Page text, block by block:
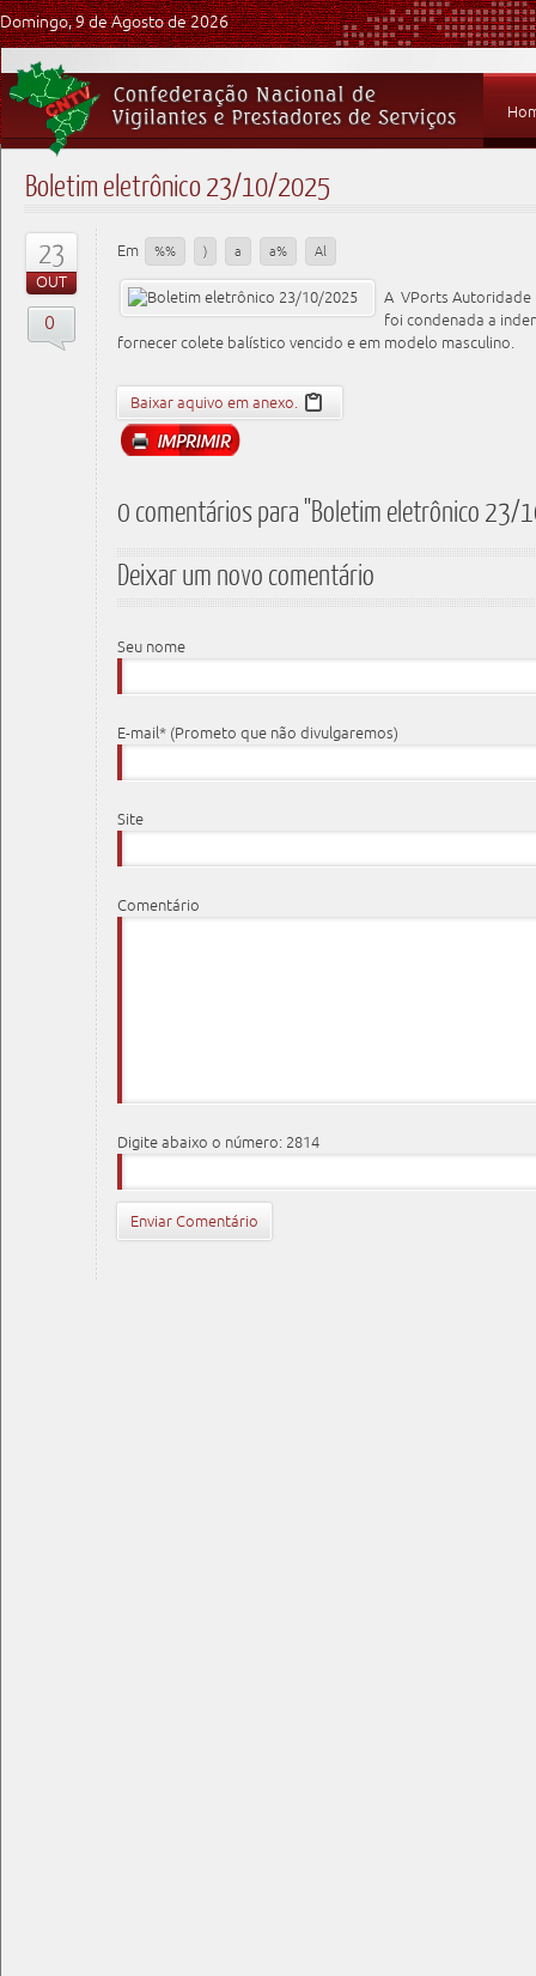
Domingo, 9 de Agosto de 2026
Boletim eletrônico 23/10/2025
23
OUT
0
Em %% ) a a% Al
A VPorts Autoridade
foi condenada a
fornecer colete balístico vencido e em modelo masculino.
Baixar aquivo em anexo.
0 comentários para "Boletim eletrônico
Deixar um novo comentário
Seu nome
E-mail* (Prometo que não divulgaremos)
Site
Comentário
Digite abaixo o número: 2814